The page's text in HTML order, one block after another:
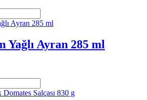
Yağlı Ayran 285 ml